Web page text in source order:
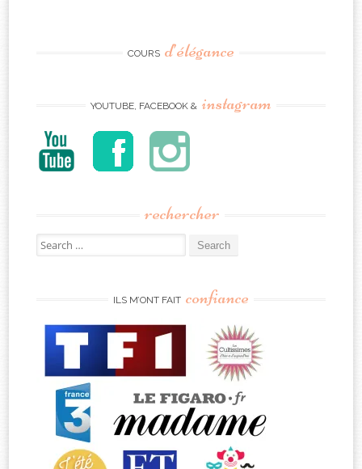
COURS d’élégance
YOUTUBE, FACEBOOK & instagram
rechercher
Search
for:
ILS M’ONT FAIT confiance